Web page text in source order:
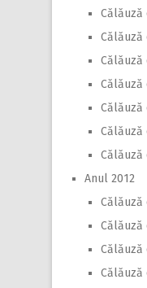
Călăuză
Călăuză
Călăuză
Călăuză
Călăuză
Călăuză
Călăuză
Anul 2012
Călăuză
Călăuză
Călăuză
Călăuză